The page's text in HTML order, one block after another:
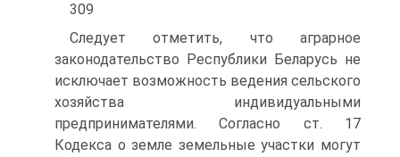
309
Следует отметить, что аграрное
законодательство Республи­ки Беларусь не
исключает возможность ведения сельского
хо­зяйства индивидуальными
предпринимателями. Согласно ст. 17
Кодекса о земле земельные участки могут